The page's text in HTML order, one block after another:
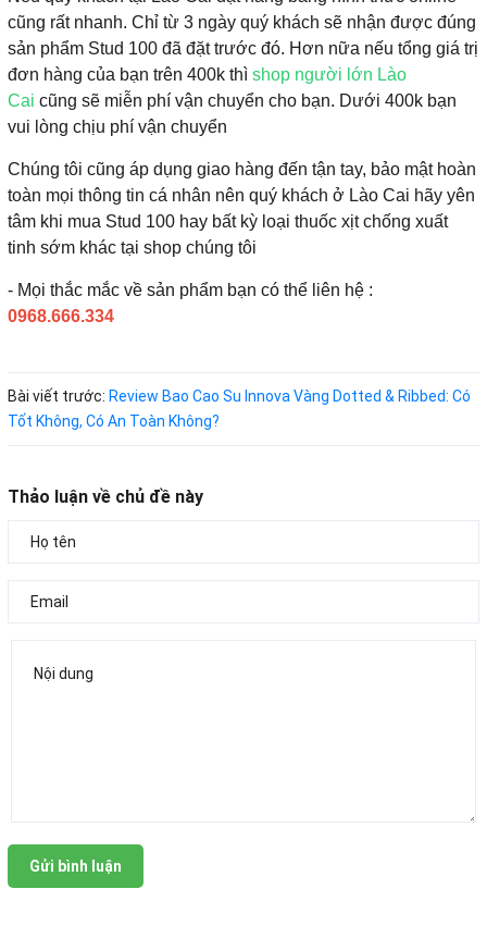
cũng rất nhanh. Chỉ từ 3 ngày quý khách sẽ nhận được đúng
sản phẩm Stud 100 đã đặt trước đó. Hơn nữa nếu tổng giá trị
đơn hàng của bạn trên 400k thì shop người lớn Lào
Cai cũng sẽ miễn phí vận chuyển cho bạn. Dưới 400k bạn
vui lòng chịu phí vận chuyển
Chúng tôi cũng áp dụng giao hàng đến tận tay, bảo mật hoàn
toàn mọi thông tin cá nhân nên quý khách ở Lào Cai hãy yên
tâm khi mua Stud 100 hay bất kỳ loại thuốc xịt chống xuất
tinh sớm khác tại shop chúng tôi
- Mọi thắc mắc về sản phẩm bạn có thể liên hệ :
0968.666.334
Bài viết trước: Review Bao Cao Su Innova Vàng Dotted & Ribbed: Có
Tốt Không, Có An Toàn Không?
Thảo luận về chủ đề này
Gửi bình luận